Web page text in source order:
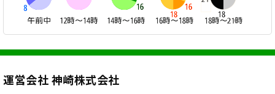
運営会社 神崎株式会社